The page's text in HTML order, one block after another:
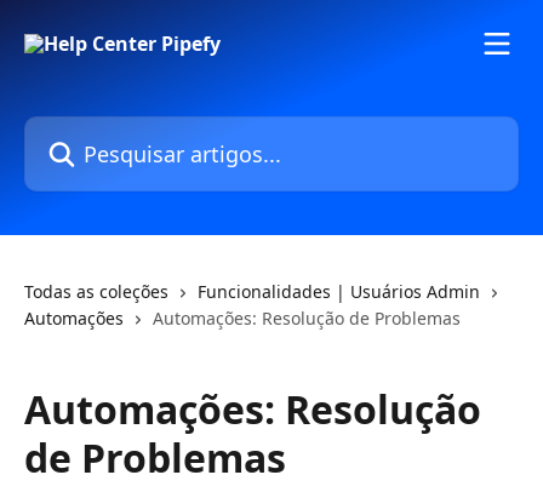
Pesquisar artigos...
Todas as coleções
Funcionalidades | Usuários Admin
Automações
Automações: Resolução de Problemas
Automações: Resolução
de Problemas